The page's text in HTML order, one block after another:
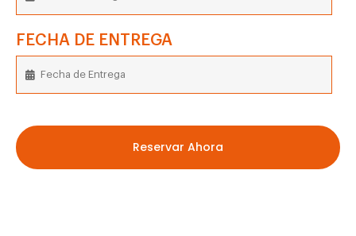
FECHA DE ENTREGA
Reservar Ahora